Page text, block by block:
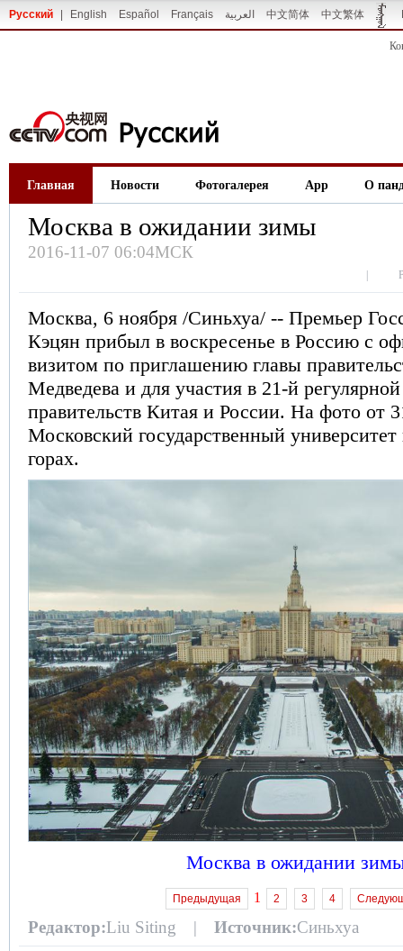
Русский English Español Français العربية 中文简体 中文繁体
Главная Новости Фотогалерея App О
Москва в ожидании зимы
2016-11-07 06:04МСК
Москва, 6 ноября /Синьхуа/ -- Премьер
Кэцян прибыл в воскресенье в Россию с
визитом по приглашению главы
Медведева и для участия в 21-й регулярной
правительств Китая и России. На фото от
Московский государственный
горах.
Москва в ожидании
Предыдущая 1 2 3 4
Редактор:Liu Siting | Источник:Синьхуа